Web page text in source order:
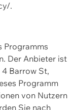
.
Programms
Der Anbieter ist
Barrow St,
Programm
von Nutzern
Sie nach